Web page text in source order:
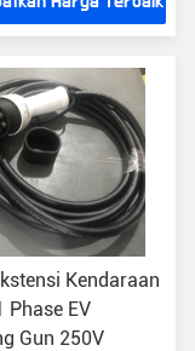
Kendaraan
Phase EV
Gun 250V